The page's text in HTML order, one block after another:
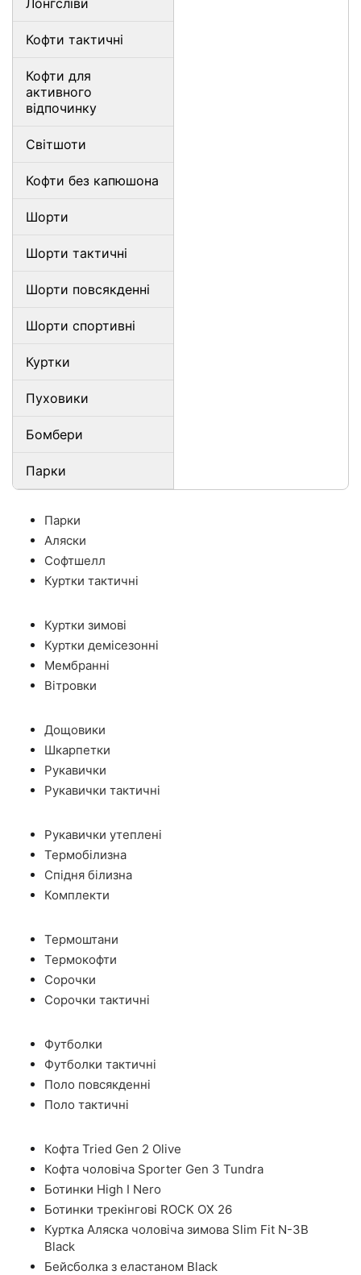
Лонгсліви
Кофти тактичні
Кофти для
активного
відпочинку
Світшоти
Кофти без капюшона
Шорти
Шорти тактичні
Шорти повсякденні
Шорти спортивні
Куртки
Пуховики
Бомбери
Парки
Парки
Аляски
Софтшелл
Куртки тактичні
Куртки зимові
Куртки демісезонні
Мембранні
Вітровки
Дощовики
Шкарпетки
Рукавички
Рукавички тактичні
Рукавички утеплені
Термобілизна
Спідня білизна
Комплекти
Термоштани
Термокофти
Сорочки
Сорочки тактичні
Футболки
Футболки тактичні
Поло повсякденні
Поло тактичні
Кофта Tried Gen 2 Olive
Кофта чоловіча Sporter Gen 3 Tundra
Ботинки High I Nero
Ботинки трекінгові ROCK OX 26
Куртка Аляска чоловіча зимова Slim Fit N-3B
Black
Бейсболка з еластаном Black